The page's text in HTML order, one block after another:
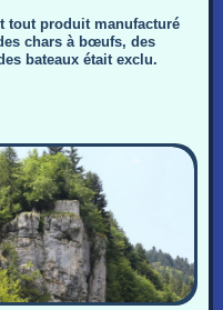
tout produit manufacturé
chars à bœufs, des
bateaux était exclu.